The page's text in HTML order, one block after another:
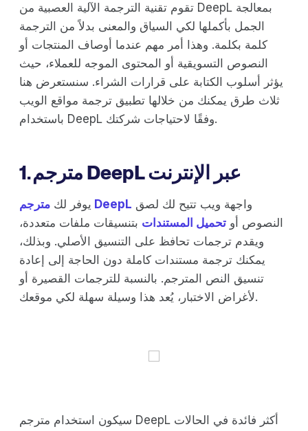
تقوم تقنية الترجمة الآلية العصبية من DeepL بمعالجة
الجمل بأكملها لكي السياق والمعنى بدلاً من الترجمة
كلمة بكلمة. وهذا أمر مهم عندما أوصاف المنتجات أو
النصوص التسويقية أو المحتوى الموجه للعملاء، حيث
يؤثر أسلوب الكتابة على قرارات الشراء. سنستعرض هنا
ثلاث طرق يمكنك من خلالها تطبيق ترجمة مواقع الويب
باستخدام DeepL وفقًا لاحتياجات شركتك.
1. مترجم DeepL عبر الإنترنت
يوفر لك مترجم DeepL
النصوص أو تحميل المستندات بتنسيقات ملفات متعددة،
ويقدم ترجمات تحافظ على التنسيق الأصلي. وبذلك،
يمكنك ترجمة مستندات كاملة دون الحاجة إلى إعادة
تنسيق النص المترجم. بالنسبة للترجمات القصيرة أو
لأغراض الاختبار، يُعد هذا وسيلة سهلة لكي موقعك.
سيكون استخدام مترجم DeepL أكثر فائدة في الحالات